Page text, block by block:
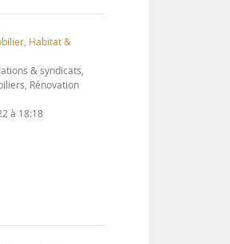
Habitat &
& syndicats,
Rénovation
à 18:18